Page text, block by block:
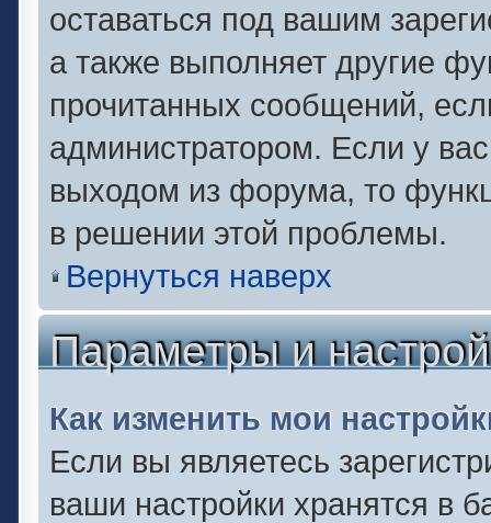
оставаться под вашим
а также выполняет другие
прочитанных сообщений,
администратором. Если у
выходом из форума, то
в решении этой проблемы.
Вернуться наверх
Параметры и
Как изменить мои
Если вы являетесь
ваши настройки хранятся в